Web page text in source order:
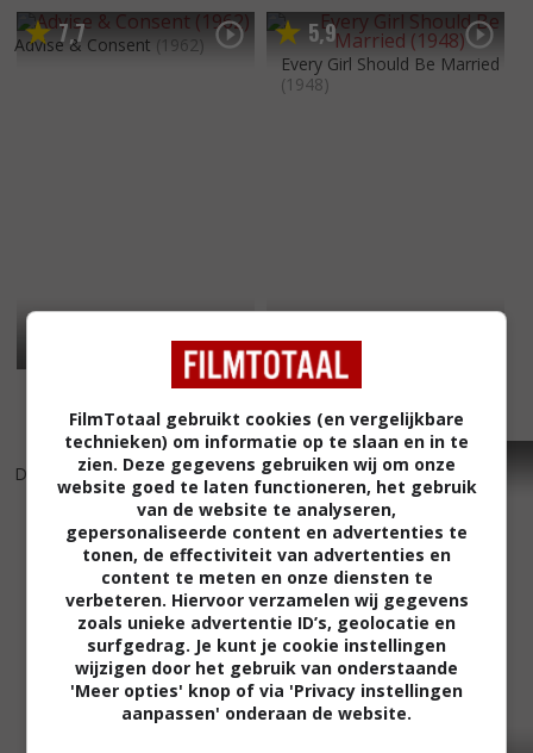
7,7
Advise & Consent (1962) 5,9
Every Girl Should Be Married
(1948)
6,4
Dark Waters (1944) 7,0
Phantom Lady (1944)
FilmTotaal gebruikt cookies (en vergelijkbare
technieken) om informatie op te slaan en in te
zien. Deze gegevens gebruiken wij om onze
website goed te laten functioneren, het gebruik
van de website te analyseren,
gepersonaliseerde content en advertenties te
tonen, de effectiviteit van advertenties en
content te meten en onze diensten te
verbeteren. Hiervoor verzamelen wij gegevens
zoals unieke advertentie ID’s, geolocatie en
surfgedrag. Je kunt je cookie instellingen
wijzigen door het gebruik van onderstaande
'Meer opties' knop of via 'Privacy instellingen
aanpassen' onderaan de website.